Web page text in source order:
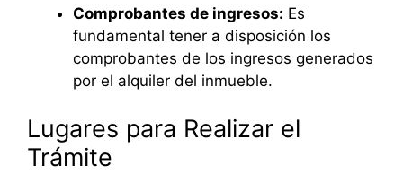
Comprobantes de ingresos: Es
fundamental tener a disposición los
comprobantes de los ingresos generados
por el alquiler del inmueble.
Lugares para Realizar el
Trámite